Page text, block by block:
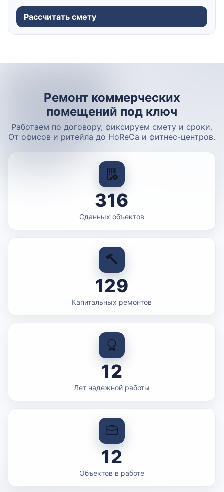
Рассчитать смету
Ремонт коммерческих
помещений под ключ
Работаем по договору, фиксируем смету и сроки.
От офисов и ритейла до HoReCa и фитнес-центров.
316
Сданных объектов
129
Капитальных ремонтов
12
Лет надежной работы
12
Объектов в работе